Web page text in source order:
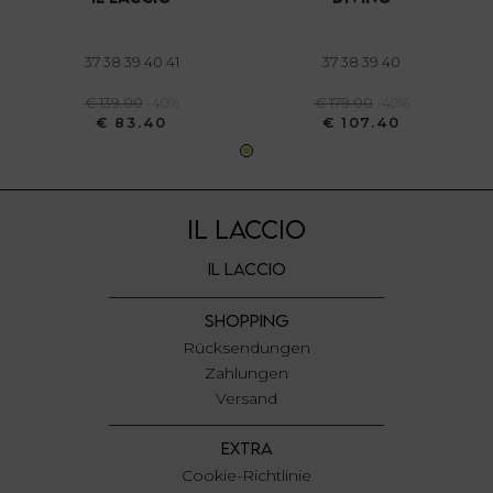
annunci, per fornire funzionalità dei social media e per
informazioni sul modo in cui utilizza il nostro sito con i
pubblicità e social media, i quali potrebbero combinarle
con altre informazioni che ha fornito loro o che hanno
37 38 39 40 41
€ 139.00
-40%
€ 83.40
37 38 39 40
€ 179.00
-40%
€ 107.40
IL LACCIO
IL LACCIO
SHOPPING
Rücksendungen
Zahlungen
Versand
EXTRA
Cookie-Richtlinie